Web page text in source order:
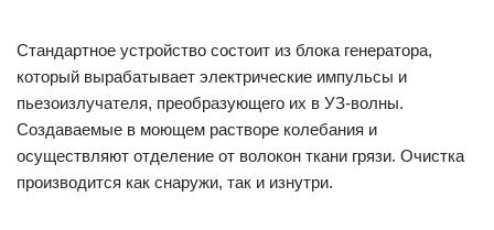
Стандартное устройство состоит из блока генератора,
который вырабатывает электрические импульсы и
пьезоизлучателя, преобразующего их в УЗ-волны.
Создаваемые в моющем растворе колебания и
осуществляют отделение от волокон ткани грязи. Очистка
производится как снаружи, так и изнутри.